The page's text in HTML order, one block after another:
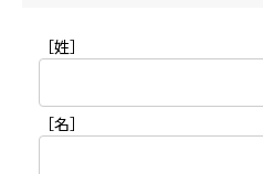
［姓］
［名］